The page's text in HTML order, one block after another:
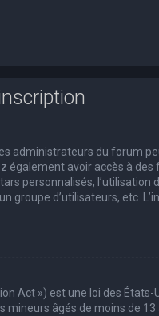
administrateurs du forum
également avoir accès à
personnalisés, l’utilisation
groupe d’utilisateurs, etc.
Act ») est une loi des
âgés de moins de